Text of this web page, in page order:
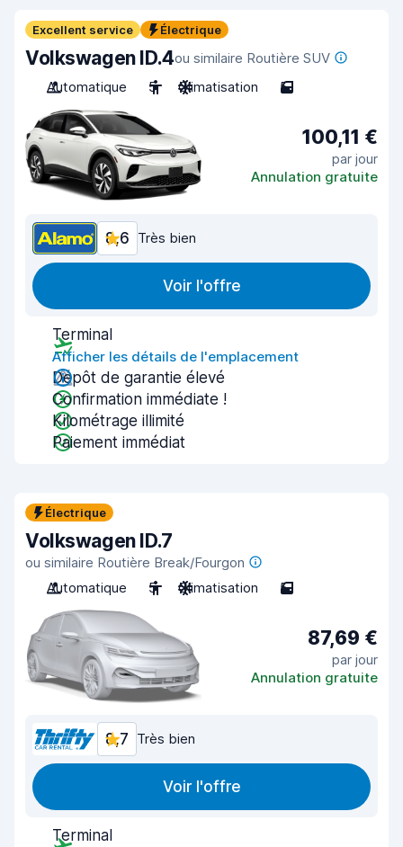
Excellent service Électrique
Volkswagen ID.4ou similaire Routière SUV
Automatique
5 Climatisation 5
100,11 €
par jour
Annulation gratuite
8,6 Très bien
Voir l'offre
Terminal
Afficher les détails de l'emplacement
Dépôt de garantie élevé
Confirmation immédiate !
Kilométrage illimité
Paiement immédiat
Électrique
Volkswagen ID.7
ou similaire Routière Break/Fourgon
Automatique
5 Climatisation 5
87,69 €
par jour
Annulation gratuite
8,7 Très bien
Voir l'offre
Terminal